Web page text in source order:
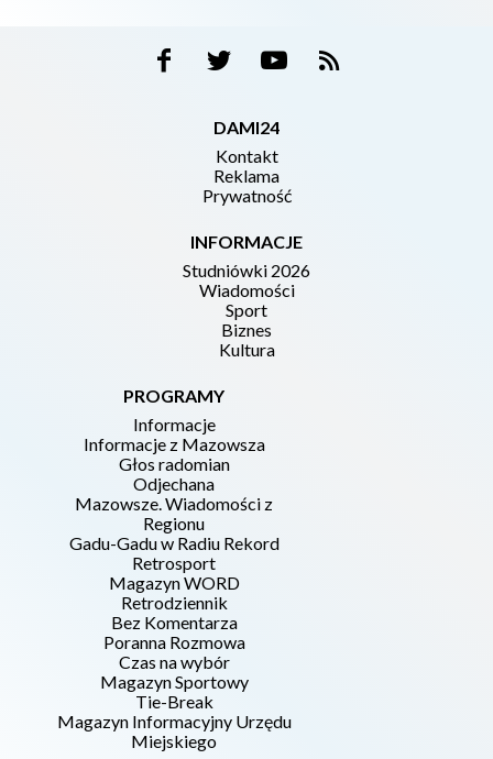
DAMI24
Kontakt
Reklama
Prywatność
INFORMACJE
Studniówki 2026
Wiadomości
Sport
Biznes
Kultura
PROGRAMY
Informacje
Informacje z Mazowsza
Głos radomian
Odjechana
Mazowsze. Wiadomości z
Regionu
Gadu-Gadu w Radiu Rekord
Retrosport
Magazyn WORD
Retrodziennik
Bez Komentarza
Poranna Rozmowa
Czas na wybór
Magazyn Sportowy
Tie-Break
Magazyn Informacyjny Urzędu
Miejskiego